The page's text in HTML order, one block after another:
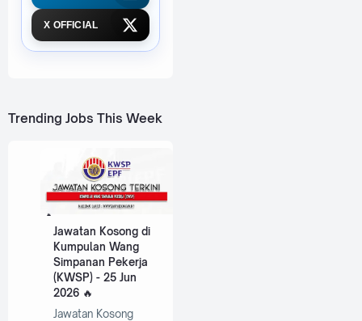
X OFFICIAL
Trending Jobs This Week
Jawatan Kosong di
Kumpulan Wang
Simpanan Pekerja
(KWSP) - 25 Jun
2026
Jawatan Kosong